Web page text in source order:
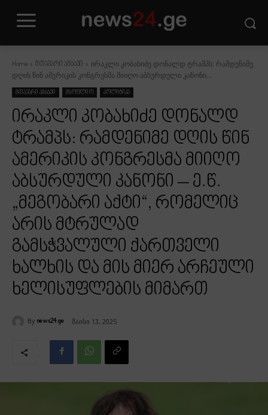
Home მთავარი ამბავი
ირაკლი კობახიძე დონალდ ტრამპს: რამდენიმე
დღის წინ ამერიკის კონგრესმა მიიღო აბსურდული კანონი...
მთავარი ამბავი მსოფლიო პოლიტიკა
ირაკლი კობახიძე დონალდ
ტრამპს: რამდენიმე დღის წინ
ამერიკის კონგრესმა მიიღო
აბსურდული კანონი – ე.წ.
„მეგობარი აქტი“, რომელიც
არის მტრულად
გამსჭვალული ქართველი
ხალხის და მის მიერ არჩეული
ხელისუფლების მიმართ
By news24.ge მაისი 13, 2025